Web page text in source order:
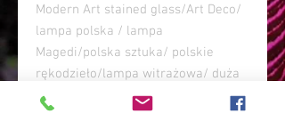
Modern Art stained glass/Art Deco/
lampa polska / lampa
Magedi/polska sztuka/ polskie
rękodzieło/lampa witrażowa/ duża
lampa art deco/ lampa do salonu/
lampa do pałacu/ lampa do hotelu /